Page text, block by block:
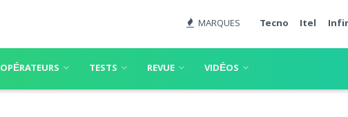
MARQUES Tecno Itel
OPÉRATEURS TESTS REVUE VIDÉOS